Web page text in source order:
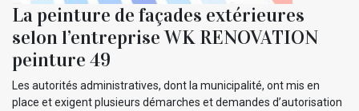
La peinture de façades extérieures
selon l’entreprise WK RENOVATION
peinture 49
Les autorités administratives, dont la municipalité, ont mis en
place et exigent plusieurs démarches et demandes d’autorisation